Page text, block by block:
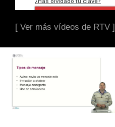
[ Ver más vídeos de RTV ]